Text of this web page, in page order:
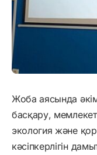
Жоба аясында
басқару,
экология және
кәсіпкерлігін